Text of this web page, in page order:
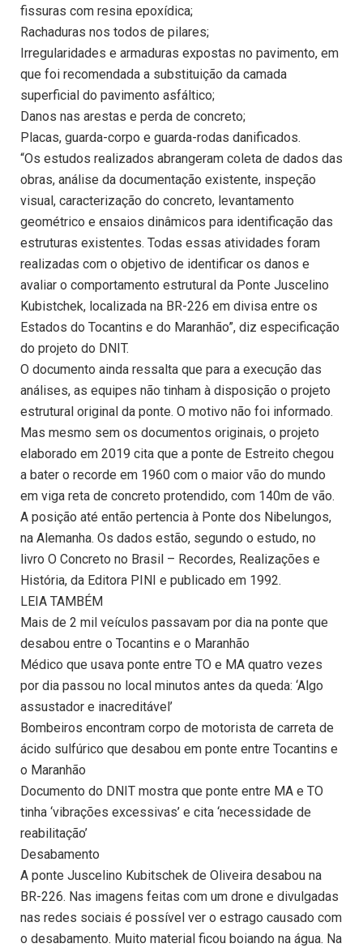
fissuras com resina epoxídica;
Rachaduras nos todos de pilares;
Irregularidades e armaduras expostas no pavimento, em
que foi recomendada a substituição da camada
superficial do pavimento asfáltico;
Danos nas arestas e perda de concreto;
Placas, guarda-corpo e guarda-rodas danificados.
“Os estudos realizados abrangeram coleta de dados das
obras, análise da documentação existente, inspeção
visual, caracterização do concreto, levantamento
geométrico e ensaios dinâmicos para identificação das
estruturas existentes. Todas essas atividades foram
realizadas com o objetivo de identificar os danos e
avaliar o comportamento estrutural da Ponte Juscelino
Kubistchek, localizada na BR-226 em divisa entre os
Estados do Tocantins e do Maranhão”, diz especificação
do projeto do DNIT.
O documento ainda ressalta que para a execução das
análises, as equipes não tinham à disposição o projeto
estrutural original da ponte. O motivo não foi informado.
Mas mesmo sem os documentos originais, o projeto
elaborado em 2019 cita que a ponte de Estreito chegou
a bater o recorde em 1960 com o maior vão do mundo
em viga reta de concreto protendido, com 140m de vão.
A posição até então pertencia à Ponte dos Nibelungos,
na Alemanha. Os dados estão, segundo o estudo, no
livro O Concreto no Brasil – Recordes, Realizações e
História, da Editora PINI e publicado em 1992.
LEIA TAMBÉM
Mais de 2 mil veículos passavam por dia na ponte que
desabou entre o Tocantins e o Maranhão
Médico que usava ponte entre TO e MA quatro vezes
por dia passou no local minutos antes da queda: ‘Algo
assustador e inacreditável’
Bombeiros encontram corpo de motorista de carreta de
ácido sulfúrico que desabou em ponte entre Tocantins e
o Maranhão
Documento do DNIT mostra que ponte entre MA e TO
tinha ‘vibrações excessivas’ e cita ‘necessidade de
reabilitação’
Desabamento
A ponte Juscelino Kubitschek de Oliveira desabou na
BR-226. Nas imagens feitas com um drone e divulgadas
nas redes sociais é possível ver o estrago causado com
o desabamento. Muito material ficou boiando na água. Na